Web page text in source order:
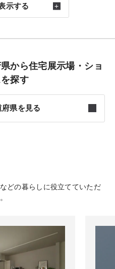
示する
から住宅展示場・ショ
探す
県を見る
どの暮らしに役立てていただ